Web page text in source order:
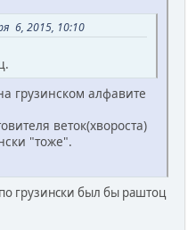
6, 2015, 10:10
грузинском алфавите
веток(хвороста)
"тоже".
грузински был бы раштоц